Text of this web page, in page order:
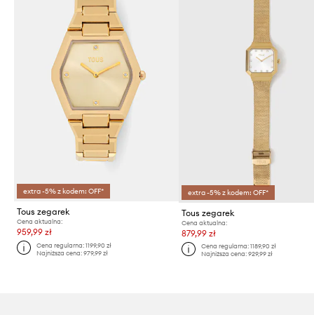
extra -5% z kodem: OFF*
Tous zegarek
Cena aktualna:
959,99 zł
Cena regularna:1199,90 zł
Najniższa cena:979,99 zł
extra -5% z kodem: OFF*
Tous zegarek
Cena aktualna:
879,99 zł
Cena regularna: 1189,90 zł
Najniższa cena: 929,99 zł